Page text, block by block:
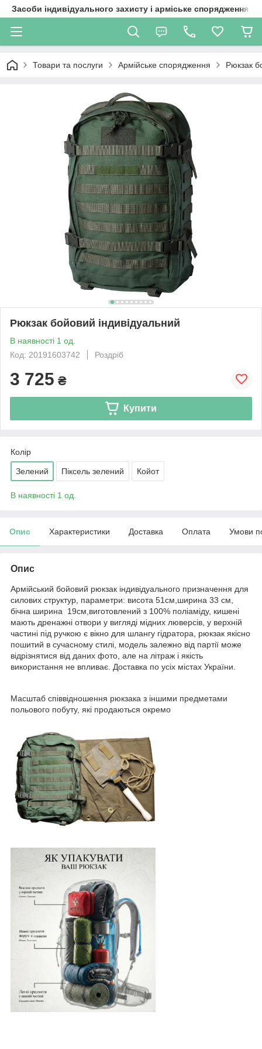
Засоби індивідуального захисту і арміське спорядження
Товари та послуги Армійське спорядження Рюкзак
Рюкзак бойовий індивідуальний
В наявності 1 од.
Код: 20191603742
Роздріб
3 725 ₴
Купити
Колір
Зелений Піксель зелений Койот
В наявності 1 од.
Опис Характеристики Доставка Оплата Умови
Опис
Армійський бойовий рюкзак індивідуального призначення для
силових структур, параметри: висота 51см,ширина 33 см,
бічна ширина 19см,виготовлений з 100% поліаміду, кишені
мають дренажні отвори у вигляді мідних люверсів, у верхній
частині під ручкою є вікно для шлангу гідратора, рюкзак якісно
пошитий в сучасному стилі, модель залежно від партії може
відрізнятися від даних фото, але на літраж і якість
використання не впливає. Доставка по усіх містах України.
Масштаб співвідношення рюкзака з іншими предметами
польового побуту, які продаються окремо